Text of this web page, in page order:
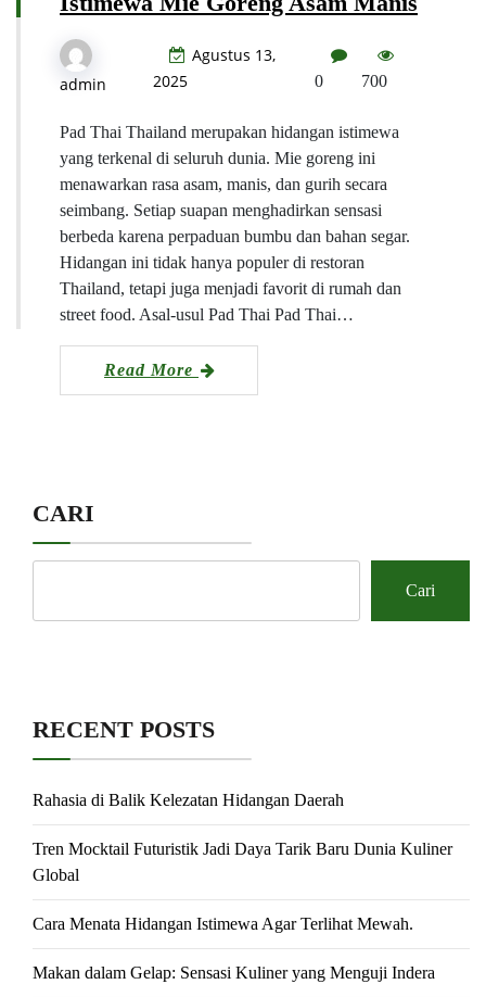
admin
Agustus 13,
2025
0 700
Pad Thai Thailand merupakan hidangan istimewa
yang terkenal di seluruh dunia. Mie goreng ini
menawarkan rasa asam, manis, dan gurih secara
seimbang. Setiap suapan menghadirkan sensasi
berbeda karena perpaduan bumbu dan bahan segar.
Hidangan ini tidak hanya populer di restoran
Thailand, tetapi juga menjadi favorit di rumah dan
street food. Asal-usul Pad Thai Pad Thai…
Read More
CARI
Cari
RECENT POSTS
Rahasia di Balik Kelezatan Hidangan Daerah
Tren Mocktail Futuristik Jadi Daya Tarik Baru Dunia Kuliner
Global
Cara Menata Hidangan Istimewa Agar Terlihat Mewah.
Makan dalam Gelap: Sensasi Kuliner yang Menguji Indera